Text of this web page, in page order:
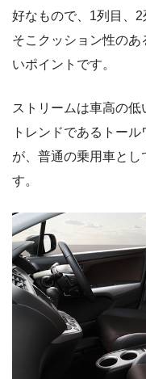
好なもので、1列目、
そこクッション性の
いポイントです。
ストリームは車高の
トレンドであるトー
が、普通の乗用車とし
す。